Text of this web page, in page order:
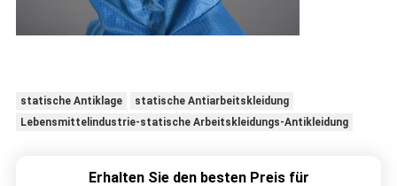
statische Antiklage
statische Antiarbeitskleidung
Lebensmittelindustrie-statische Arbeitskleidungs-Antikleidung
Erhalten Sie den besten Preis für